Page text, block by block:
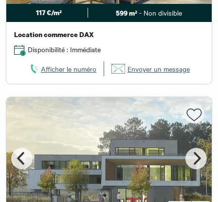
117 €/m² 599 m² - Non divisible
Location commerce DAX
Disponibilité : Immédiate
Afficher le numéro Envoyer un message